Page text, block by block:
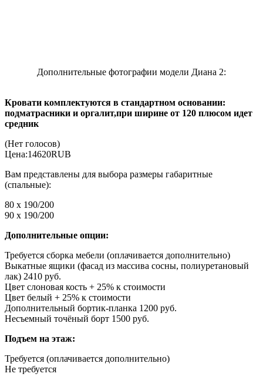
Дополнительные фотографии модели Диана 2:
Кровати комплектуются в стандартном основании:
подматрасники и оргалит,при ширине от 120 плюсом идет
средник
(Нет голосов)
Цена:14620RUB
Вам представлены для выбора размеры габаритные
(спальные):
80 x 190/200
90 x 190/200
Дополнительные опции:
Требуется сборка мебели (оплачивается дополнительно)
Выкатные ящики (фасад из массива сосны, полиуретановый
лак) 2410 руб.
Цвет слоновая кость + 25% к стоимости
Цвет белый + 25% к стоимости
Дополнительный бортик-планка 1200 руб.
Несъемный точёный борт 1500 руб.
Подъем на этаж:
Требуется (оплачивается дополнительно)
Не требуется